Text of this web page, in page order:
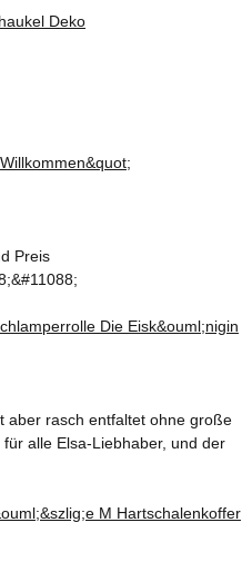
Preis
aber rasch entfaltet ohne große
alle Elsa-Liebhaber, und der